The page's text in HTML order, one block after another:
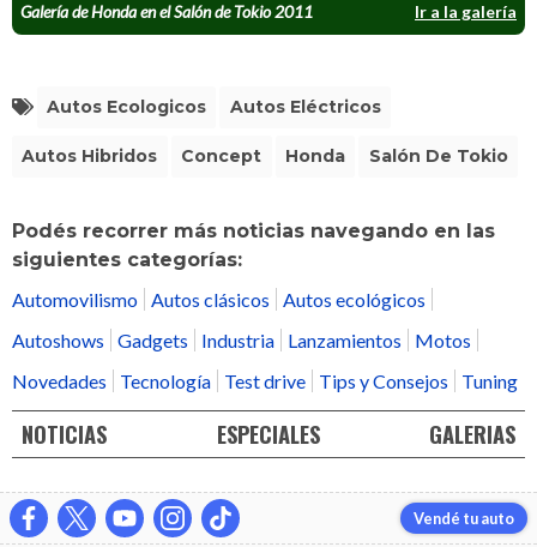
Galería de Honda en el Salón de Tokio 2011 Ir a la galería
Autos Ecologicos Autos Eléctricos
Autos Hibridos Concept Honda Salón De Tokio
Podés recorrer más noticias navegando en las
siguientes categorías:
Automovilismo
Autos clásicos
Autos ecológicos
Autoshows
Gadgets Industria Lanzamientos
Motos
Novedades
Tecnología Test drive Tips y Consejos Tuning
NOTICIAS ESPECIALES GALERIAS
Vendé tu auto